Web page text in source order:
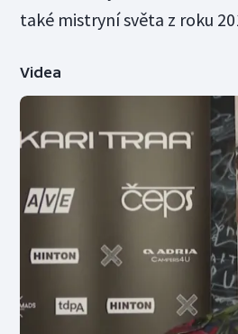
také mistryní světa z roku
Videa